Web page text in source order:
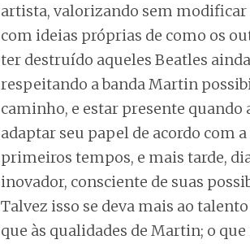
artista, valorizando sem
com ideias próprias de como os
ter destruído aqueles Beatles
respeitando a banda Martin
caminho, e estar presente quando
adaptar seu papel de acordo com
primeiros tempos, e mais tarde,
inovador, consciente de suas
Talvez isso se deva mais ao
que às qualidades de Martin; o